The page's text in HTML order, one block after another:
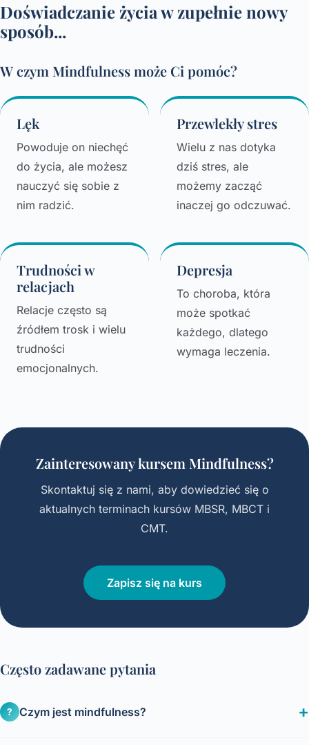
Doświadczanie życia w zupełnie nowy
sposób...
W czym Mindfulness może Ci pomóc?
Lęk
Powoduje on niechęć
do życia, ale możesz
nauczyć się sobie z
nim radzić.
Przewlekły stres
Wielu z nas dotyka
dziś stres, ale
możemy zacząć
inaczej go odczuwać.
Trudności w
relacjach
Relacje często są
źródłem trosk i wielu
trudności
emocjonalnych.
Depresja
To choroba, która
może spotkać
każdego, dlatego
wymaga leczenia.
Zainteresowany kursem Mindfulness?
Skontaktuj się z nami, aby dowiedzieć się o
aktualnych terminach kursów MBSR, MBCT i
CMT.
Zapisz się na kurs
Często zadawane pytania
? Czym jest mindfulness?